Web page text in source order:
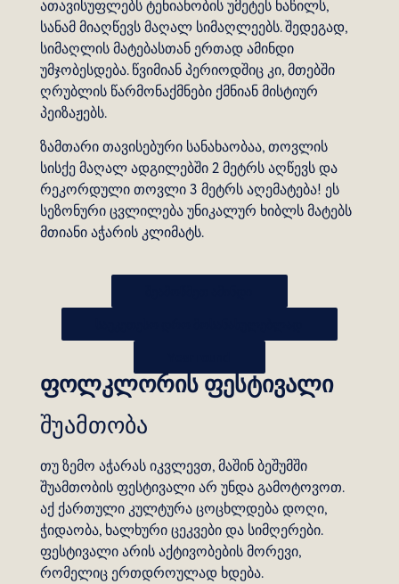
ათავისუფლებს ტენიანობის უმეტეს ნაწილს,
სანამ მიაღწევს მაღალ სიმაღლეებს. შედეგად,
სიმაღლის მატებასთან ერთად ამინდი
უმჯობესდება. წვიმიან პერიოდშიც კი, მთებში
ღრუბლის წარმონაქმნები ქმნიან მისტიურ
პეიზაჟებს.
ზამთარი თავისებური სანახაობაა, თოვლის
სისქე მაღალ ადგილებში 2 მეტრს აღწევს და
რეკორდული თოვლი 3 მეტრს აღემატება! ეს
სეზონური ცვლილება უნიკალურ ხიბლს მატებს
მთიანი აჭარის კლიმატს.
ფოლკლორის ფესტივალი
შუამთობა
თუ ზემო აჭარას იკვლევთ, მაშინ ბეშუმში
შუამთობის ფესტივალი არ უნდა გამოტოვოთ.
აქ ქართული კულტურა ცოცხლდება დოღი,
ჭიდაობა, ხალხური ცეკვები და სიმღერები.
ფესტივალი არის აქტივობების მორევი,
რომელიც ერთდროულად ხდება.